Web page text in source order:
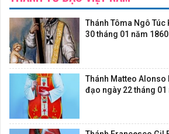
Thánh Tôma Ngô
30 tháng 01 năm 1860
Thánh Matteo Alonso
đạo ngày 22 tháng 01